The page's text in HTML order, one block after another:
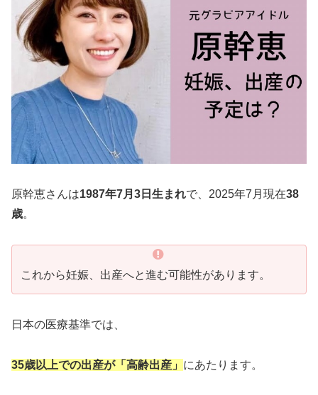
原幹恵さんは1987年7月3日生まれで、2025年7月現在38
歳。
これから妊娠、出産へと進む可能性があります。
日本の医療基準では、
35歳以上での出産が「高齢出産」 にあたります。